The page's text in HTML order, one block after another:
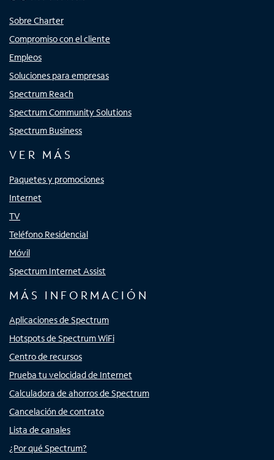
Sobre Charter
Compromiso con el cliente
Empleos
Soluciones para empresas
Spectrum Reach
Spectrum Community Solutions
Spectrum Business
VER MÁS
Paquetes y promociones
Internet
TV
Teléfono Residencial
Móvil
Spectrum Internet Assist
MÁS INFORMACIÓN
Aplicaciones de Spectrum
Hotspots de Spectrum WiFi
Centro de recursos
Prueba tu velocidad de Internet
Calculadora de ahorros de Spectrum
Cancelación de contrato
Lista de canales
¿Por qué Spectrum?